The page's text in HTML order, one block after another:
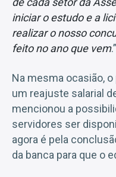
iniciar o estudo e a
realizar o nosso
feito no ano que vem.”
Na mesma ocasião,
um reajuste salarial
mencionou a
servidores ser
agora é pela
da banca para que o